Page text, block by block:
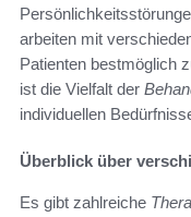
arbeiten mit
Patienten bestmöglich
ist die Vielfalt der
individuellen
Überblick über
Es gibt zahlreiche